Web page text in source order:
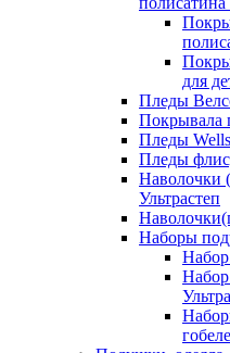
для
Пледы
Покрывала
Пледы
Пледы
Наволочки
Ультрастеп
Наборы
Набор
Набор